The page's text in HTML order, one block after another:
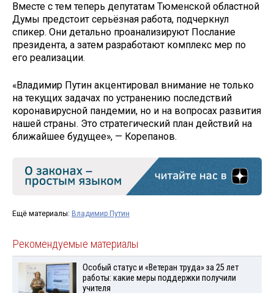
Вместе с тем теперь депутатам Тюменской областной
Думы предстоит серьёзная работа, подчеркнул
спикер. Они детально проанализируют Послание
президента, а затем разработают комплекс мер по
его реализации.
«Владимир Путин акцентировал внимание не только
на текущих задачах по устранению последствий
коронавирусной пандемии, но и на вопросах развития
нашей страны. Это стратегический план действий на
ближайшее будущее», — Корепанов.
Ещё материалы: Владимир Путин
Рекомендуемые материалы
Особый статус и «Ветеран труда» за 25 лет
работы: какие меры поддержки получили
учителя